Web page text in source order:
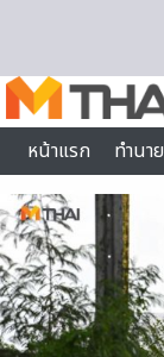
หน้าแรก
ทำนา
ไลฟ์สไตล์